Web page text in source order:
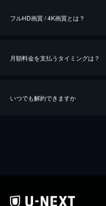
※40％ポイント還元の対象は、クレジッ
フルHD画質 / 4K画質とは？
月額料金を支払うタイミングは？
いつでも解約できますか